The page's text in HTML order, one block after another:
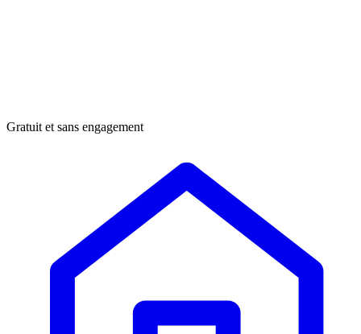
Gratuit et sans engagement